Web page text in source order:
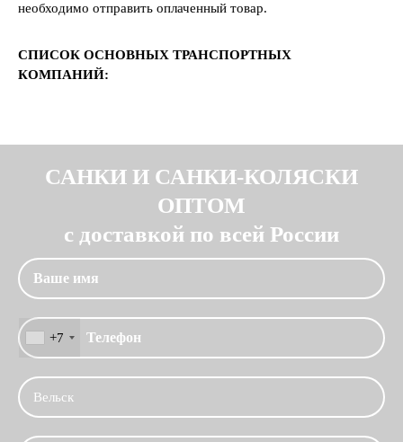
необходимо отправить оплаченный товар.
СПИСОК ОСНОВНЫХ ТРАНСПОРТНЫХ
КОМПАНИЙ:
САНКИ И САНКИ-КОЛЯСКИ
ОПТОМ
с доставкой по всей России
+7